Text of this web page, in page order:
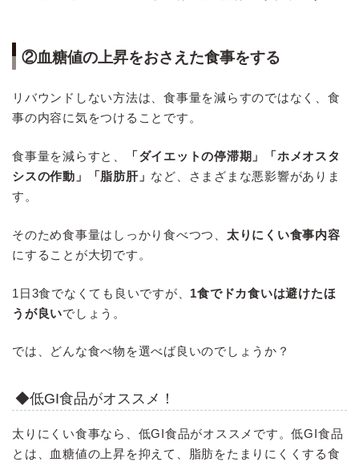
②血糖値の上昇をおさえた食事をする
リバウンドしない方法は、食事量を減らすのではなく、食
事の内容に気をつけることです。
食事量を減らすと、
「ダイエットの停滞期」「ホメオスタ
シスの作動」「脂肪肝」 など、さまざまな悪影響がありま
す。
そのため食事量はしっかり食べつつ、 太りにくい食事内容
にすることが大切です。
1日3食でなくても良いですが、 1食でドカ食いは避けたほ
うが良いでしょう。
では、どんな食べ物を選べば良いのでしょうか？
◆低GI食品がオススメ！
太りにくい食事なら、低GI食品がオススメです。低GI食品
とは、血糖値の上昇を抑えて、脂肪をたまりにくくする食